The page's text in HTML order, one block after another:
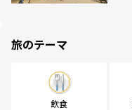
旅のテーマ
飲食